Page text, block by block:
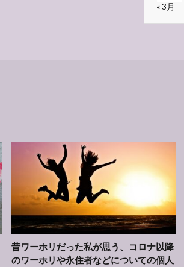
« 3月
昔ワーホリだった私が思う、コロナ以降
のワーホリや永住者などについての個人